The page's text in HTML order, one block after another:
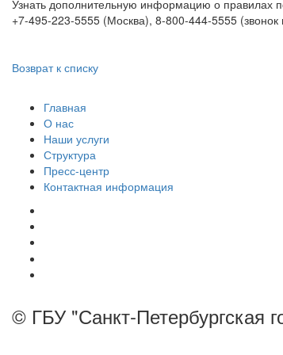
Узнать дополнительную информацию о правилах
+7-495-223-5555 (Москва), 8-800-444-5555
Возврат к списку
Главная
О нас
Наши услуги
Структура
Пресс-центр
Контактная информация
© ГБУ "Санкт-Петербургская